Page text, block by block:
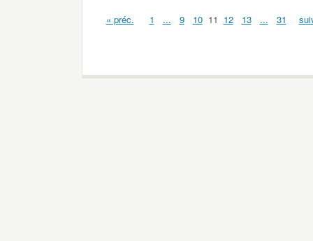
« préc. 1 ... 9 10 11 12 13 ... 31